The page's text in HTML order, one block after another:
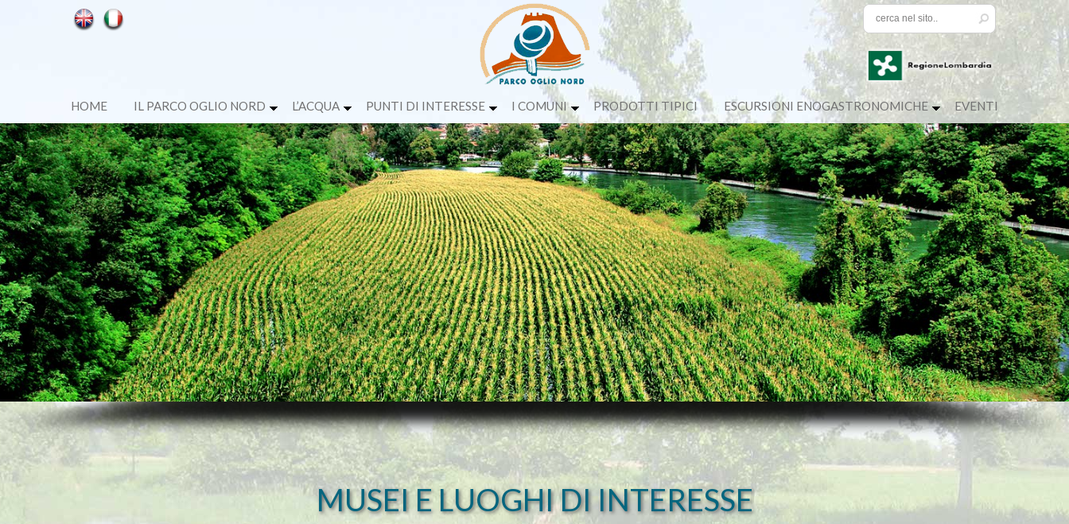
HOME IL PARCO OGLIO NORD L’ACQUA PUNTI DI INTERESSE I COMUNI PRODOTTI TIPICI ESCURSIONI ENOGASTRONOMICHE
EVENTI
CREDITS
MUSEI E LUOGHI DI INTERESSE